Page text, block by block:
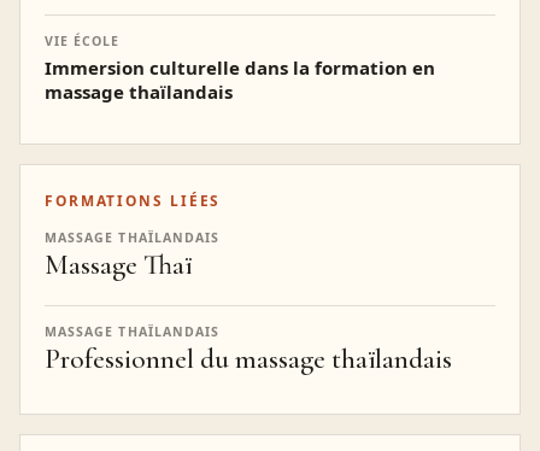
VIE ÉCOLE
Immersion culturelle dans la formation en
massage thaïlandais
FORMATIONS LIÉES
MASSAGE THAÏLANDAIS
Massage Thaï
MASSAGE THAÏLANDAIS
Professionnel du massage thaïlandais